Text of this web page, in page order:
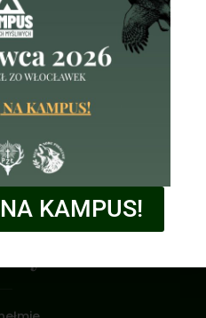
PZŁ w Chełmie
PZŁ XXVI
|
KAMPUS!